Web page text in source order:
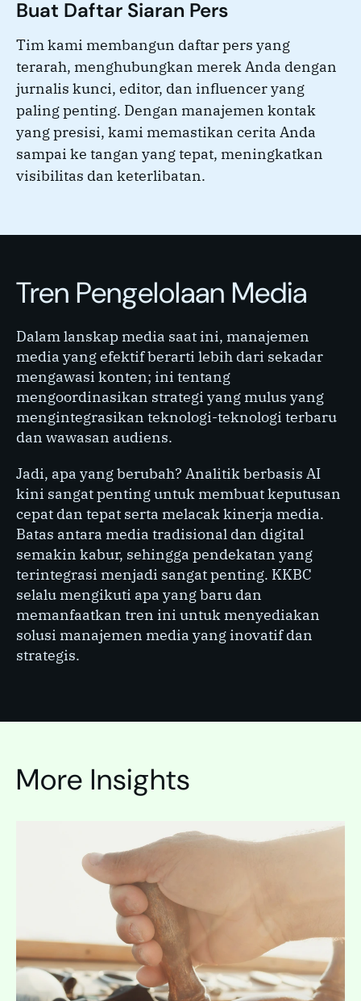
Buat Daftar Siaran Pers
Tim kami membangun daftar pers yang
terarah, menghubungkan merek Anda dengan
jurnalis kunci, editor, dan influencer yang
paling penting. Dengan manajemen kontak
yang presisi, kami memastikan cerita Anda
sampai ke tangan yang tepat, meningkatkan
visibilitas dan keterlibatan.
Tren Pengelolaan Media
Dalam lanskap media saat ini, manajemen
media yang efektif berarti lebih dari sekadar
mengawasi konten; ini tentang
mengoordinasikan strategi yang mulus yang
mengintegrasikan teknologi-teknologi terbaru
dan wawasan audiens.
Jadi, apa yang berubah? Analitik berbasis AI
kini sangat penting untuk membuat keputusan
cepat dan tepat serta melacak kinerja media.
Batas antara media tradisional dan digital
semakin kabur, sehingga pendekatan yang
terintegrasi menjadi sangat penting. KKBC
selalu mengikuti apa yang baru dan
memanfaatkan tren ini untuk menyediakan
solusi manajemen media yang inovatif dan
strategis.
More Insights